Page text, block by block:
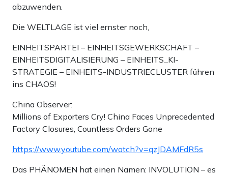
abzuwenden.
Die WELTLAGE ist viel ernster noch,
EINHEITSPARTEI – EINHEITSGEWERKSCHAFT –
EINHEITSDIGITALISIERUNG – EINHEITS_KI-
STRATEGIE – EINHEITS-INDUSTRIECLUSTER führen
ins CHAOS!
China Observer:
Millions of Exporters Cry! China Faces Unprecedented
Factory Closures, Countless Orders Gone
https://www.youtube.com/watch?v=qzJDAMFdR5s
Das PHÄNOMEN hat einen Namen: INVOLUTION – es